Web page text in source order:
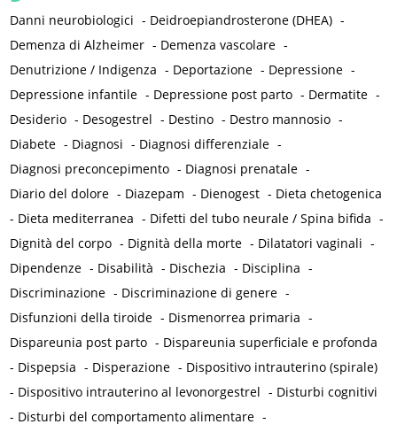
Danni neurobiologici - Deidroepiandrosterone (DHEA) -
Demenza di Alzheimer - Demenza vascolare -
Denutrizione / Indigenza - Deportazione - Depressione -
Depressione infantile - Depressione post parto - Dermatite -
Desiderio - Desogestrel - Destino - Destro mannosio -
Diabete - Diagnosi - Diagnosi differenziale -
Diagnosi preconcepimento - Diagnosi prenatale -
Diario del dolore - Diazepam - Dienogest - Dieta chetogenica
- Dieta mediterranea - Difetti del tubo neurale / Spina bifida -
Dignità del corpo - Dignità della morte - Dilatatori vaginali -
Dipendenze - Disabilità - Dischezia - Disciplina -
Discriminazione - Discriminazione di genere -
Disfunzioni della tiroide - Dismenorrea primaria -
Dispareunia post parto - Dispareunia superficiale e profonda
- Dispepsia - Disperazione - Dispositivo intrauterino (spirale)
- Dispositivo intrauterino al levonorgestrel - Disturbi cognitivi
- Disturbi del comportamento alimentare -